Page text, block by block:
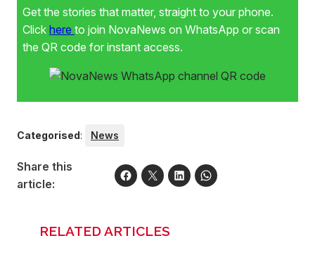
Get the stories that matter, straight to your phone.
Click here to join NovaNews on WhatsApp or scan
the QR code for instant access.
Categorised: News
Share this
article:
RELATED ARTICLES